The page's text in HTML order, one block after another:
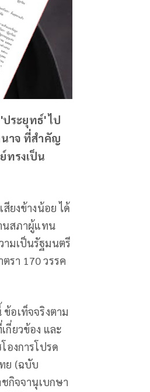
ประยุทธ์' ไป
าจ ที่สำคัญ
ทรงเป็น
ยงข้างน้อย ได้
นสภาผู้แทน
ามเป็นรัฐมนตรี
รา 170 วรรค
อเท็จจริงตาม
กี่ยวข้อง และ
องการโปรด
ย (ฉบับ
กิจจานุเบกษา